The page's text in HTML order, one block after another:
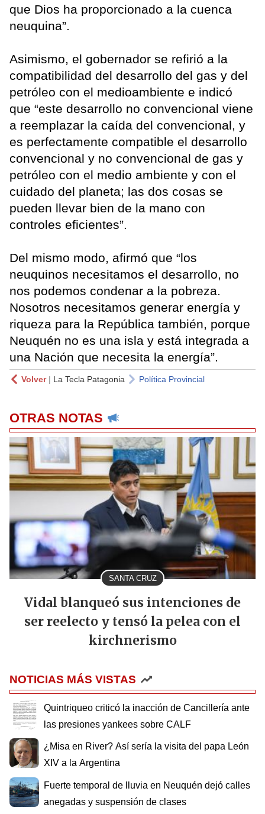
que Dios ha proporcionado a la cuenca
neuquina”.
Asimismo, el gobernador se refirió a la
compatibilidad del desarrollo del gas y del
petróleo con el medioambiente e indicó
que “este desarrollo no convencional viene
a reemplazar la caída del convencional, y
es perfectamente compatible el desarrollo
convencional y no convencional de gas y
petróleo con el medio ambiente y con el
cuidado del planeta; las dos cosas se
pueden llevar bien de la mano con
controles eficientes”.
Del mismo modo, afirmó que “los
neuquinos necesitamos el desarrollo, no
nos podemos condenar a la pobreza.
Nosotros necesitamos generar energía y
riqueza para la República también, porque
Neuquén no es una isla y está integrada a
una Nación que necesita la energía”.
Volver| La Tecla Patagonia Política Provincial
OTRAS NOTAS
SANTA CRUZ
Vidal blanqueó sus intenciones de
ser reelecto y tensó la pelea con el
kirchnerismo
NOTICIAS MÁS VISTAS
Quintriqueo criticó la inacción de Cancillería ante
las presiones yankees sobre CALF
¿Misa en River? Así sería la visita del papa León
XIV a la Argentina
Fuerte temporal de lluvia en Neuquén dejó calles
anegadas y suspensión de clases